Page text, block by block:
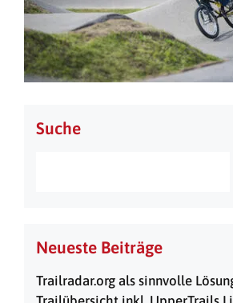
Suche
Neueste Beiträge
Trailradar.org als sinnvolle